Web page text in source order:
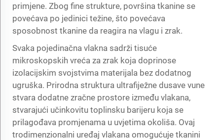
primjene. Zbog fine strukture, površina tkanine se
povećava po jedinici težine, što povećava
sposobnost tkanine da reagira na vlagu i zrak.
Svaka pojedinačna vlakna sadrži tisuće
mikroskopskih vreća za zrak koja doprinose
izolacijskim svojstvima materijala bez dodatnog
ugruška. Prirodna struktura ultrafiježne dusave vune
stvara dodatne zračne prostore između vlakana,
stvarajući učinkovitu toplinsku barijeru koja se
prilagođava promjenama u uvjetima okoliša. Ovaj
trodimenzionalni uređaj vlakana omogućuje tkanini